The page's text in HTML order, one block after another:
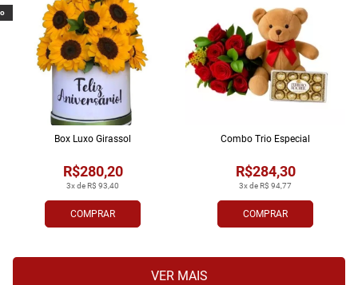
COMPRAR
3x de R$ 93,40
R$280,20
Box Luxo Girassol
COMPRAR
3x de R$ 94,77
R$284,30
Combo Trio Especial
VER MAIS